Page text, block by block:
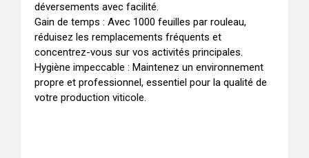
déversements avec facilité.
Gain de temps : Avec 1000 feuilles par rouleau,
réduisez les remplacements fréquents et
concentrez-vous sur vos activités principales.
Hygiène impeccable : Maintenez un environnement
propre et professionnel, essentiel pour la qualité de
votre production viticole.